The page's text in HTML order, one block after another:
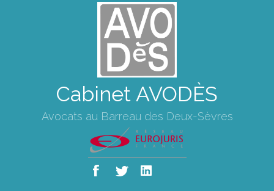
Cabinet AVODÈS
Avocats au Barreau des Deux-Sèvres